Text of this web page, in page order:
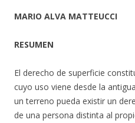
MARIO ALVA MATTEUCCI
RESUMEN
El derecho de superficie
cuyo uso viene desde la
un terreno pueda existir un
de una persona distinta al